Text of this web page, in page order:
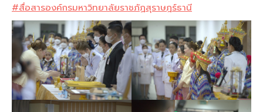
#สื่อสารองค์กรมหาวิทยาลัยราชภัฏสุราษฎร์ธานี